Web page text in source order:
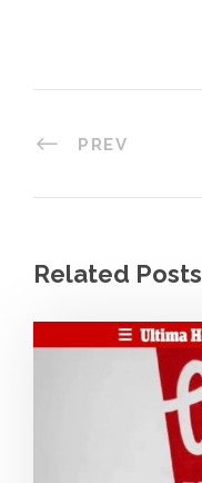
PREV
Related Posts